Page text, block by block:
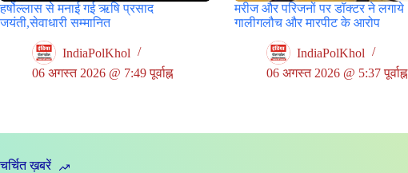
हर्षोल्लास से मनाई गई ऋषि प्रसाद
जयंती,सेवाधारी सम्मानित
IndiaPolKhol
06 अगस्त 2026 @ 7:49 पूर्वाह्न
मरीज और परिजनों पर डॉक्टर ने लगाये
गालीगलौच और मारपीट के आरोप
IndiaPolKhol
06 अगस्त 2026 @ 5:37 पूर्वाह्न
चर्चित ख़बरें